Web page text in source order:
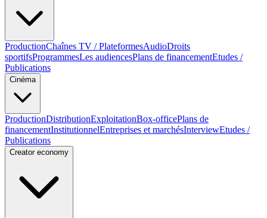
ProductionChaînes TV / PlateformesAudioDroits
sportifsProgrammesLes audiencesPlans de financementEtudes /
Publications
Cinéma
ProductionDistributionExploitationBox-officePlans de
financementInstitutionnelEntreprises et marchésInterviewEtudes /
Publications
Creator economy